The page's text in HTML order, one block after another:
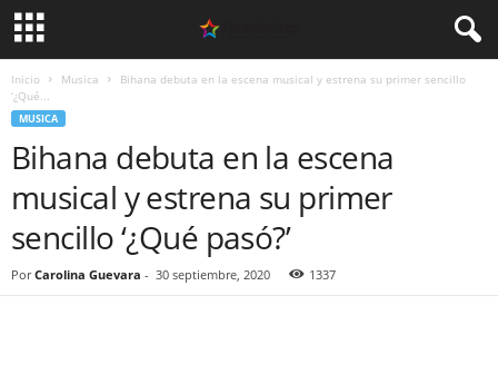
Inicio Musica
Bihana debuta en la escena musical y estrena su primer sencillo
‘¿Qué...
MUSICA
Bihana debuta en la escena
musical y estrena su primer
sencillo ‘¿Qué pasó?’
Por Carolina Guevara - 30 septiembre, 2020 1337